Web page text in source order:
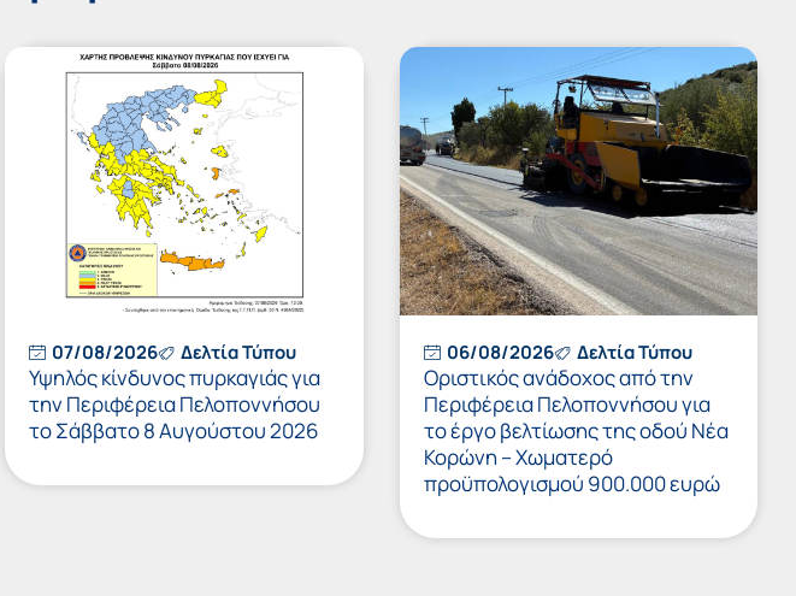
07/08/2026 Δελτία Τύπου
Υψηλός κίνδυνος πυρκαγιάς για
την Περιφέρεια Πελοποννήσου
το Σάββατο 8 Αυγούστου 2026
06/08/2026 Δελτία Τύπου
Οριστικός ανάδοχος από την
Περιφέρεια Πελοποννήσου για
το έργο βελτίωσης της οδού Νέα
Κορώνη – Χωματερό
προϋπολογισμού 900.000 ευρώ